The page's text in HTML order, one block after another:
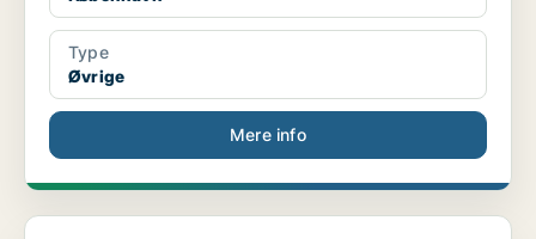
Type
Øvrige
Mere info
Øvrige i København